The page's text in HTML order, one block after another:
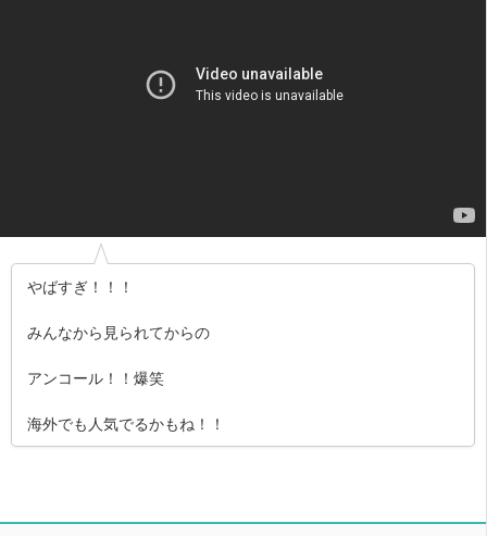
やばすぎ！！！
みんなから見られてからの
アンコール！！爆笑
海外でも人気でるかもね！！